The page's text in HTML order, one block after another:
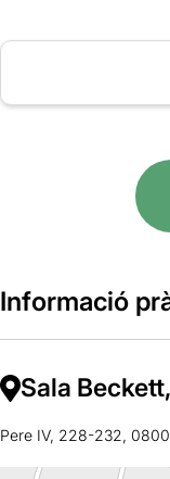
Informació
Sala
Pere IV, 228-232,